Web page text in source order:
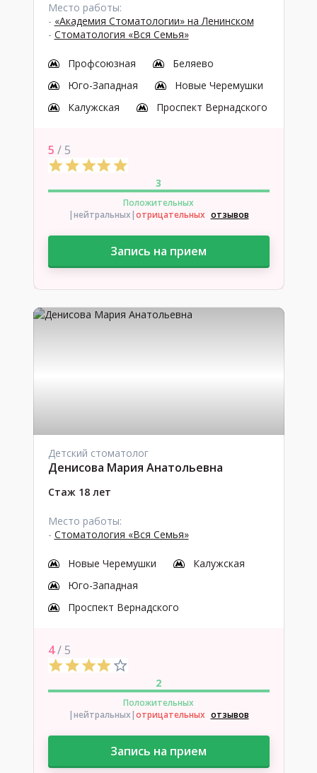
Место работы:
- «Академия Стоматологии» на Ленинском
- Стоматология «Вся Семья»
Профсоюзная
Беляево
Юго-Западная
Новые Черемушки
Калужская
Проспект Вернадского
5 / 5
3
Положительных
|нейтральных|отрицательных отзывов
Запись на прием
Детский стоматолог
Денисова Мария Анатольевна
Стаж 18 лет
Место работы:
- Стоматология «Вся Семья»
Новые Черемушки
Калужская
Юго-Западная
Проспект Вернадского
4/ 5
2
Положительных
|нейтральных|отрицательных отзывов
Запись на прием